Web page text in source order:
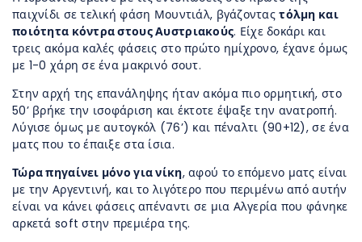
παιχνίδι σε τελική φάση Μουντιάλ, βγάζονταςτόλμη και
ποιότητα κόντρα στους Αυστριακούς. Είχε δοκάρι και
τρεις ακόμα καλές φάσεις στο πρώτο ημίχρονο, έχανε όμως
με 1-0 χάρη σε ένα μακρινό σουτ.
Στην αρχή της επανάληψης ήταν ακόμα πιο ορμητική, στο
50’ βρήκε την ισοφάριση και έκτοτε έψαξε την ανατροπή.
Λύγισε όμως με αυτογκόλ (76’) και πέναλτι (90+12), σε ένα
ματς που το έπαιξε στα ίσια.
Τώρα πηγαίνει μόνο για νίκη, αφού το επόμενο ματς είναι
με την Αργεντινή, και το λιγότερο που περιμένω από αυτήν
είναι να κάνει φάσεις απέναντι σε μια Αλγερία που φάνηκε
αρκετά soft στην πρεμιέρα της.